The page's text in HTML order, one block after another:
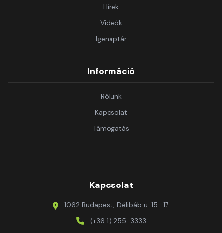
Hírek
Videók
Igenaptár
Információ
Rólunk
Kapcsolat
Támogatás
Kapcsolat
1062 Budapest, Délibáb u. 15.-17.
(+36 1) 255-3333